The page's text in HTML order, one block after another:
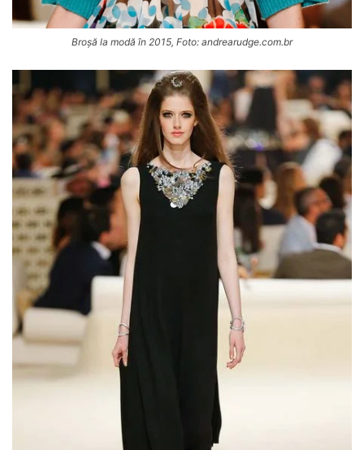
Broșă la modă în 2015, Foto: andrearudge.com.br